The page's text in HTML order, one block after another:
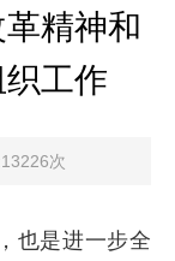
革精神和
工作
次
也是进一步全